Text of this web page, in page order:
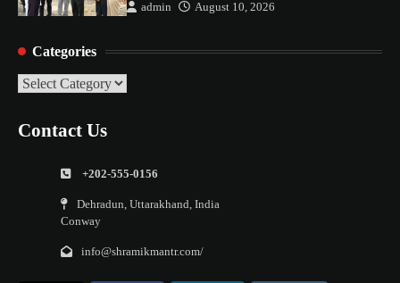
admin August 10, 2026
Categories
Categories
Contact Us
+202-555-0156
Dehradun, Uttarakhand, India
Conway
info@shramikmantr.com/